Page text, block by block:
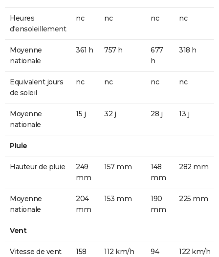
Heures
d'ensoleillement
nc nc nc nc
Moyenne
nationale
361 h 757 h
677
h
318 h
Equivalent jours
de soleil
nc nc nc nc
Moyenne
nationale
15 j 32 j 28 j 13 j
Pluie
Hauteur de pluie
249
mm
157 mm
148
mm
282 mm
Moyenne
nationale
204
mm
153 mm
190
mm
225 mm
Vent
Vitesse de vent
158
112 km/h
94
122 km/h